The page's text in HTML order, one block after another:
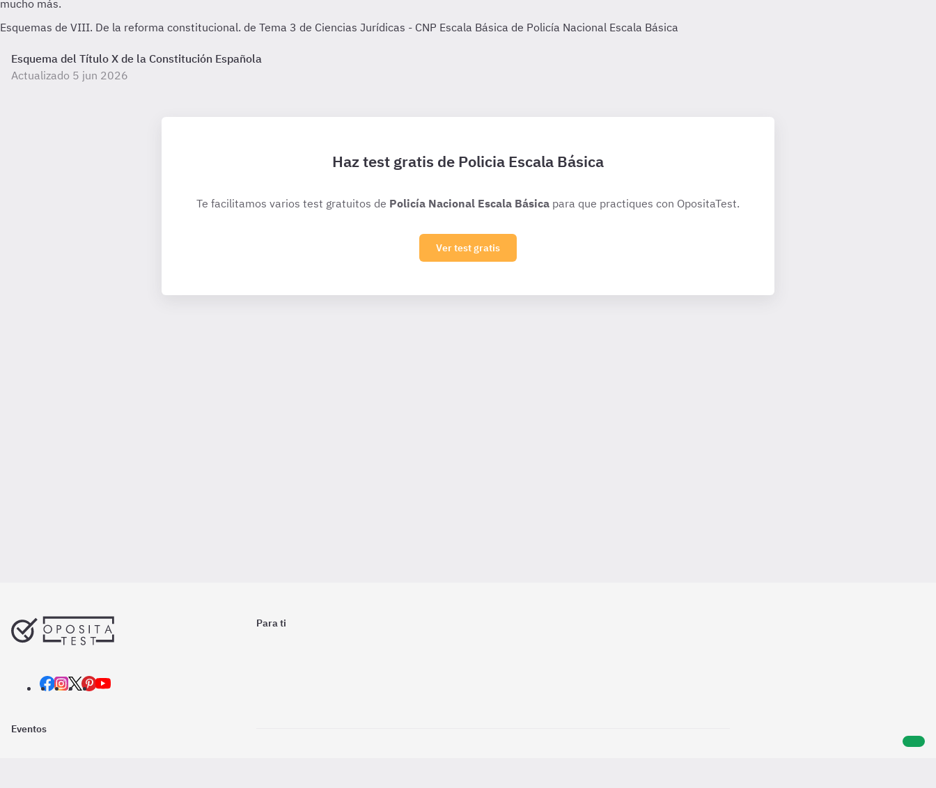
Esquemas de VIII. De la reforma constitucional. de Tema 3 de Ciencias Jurídicas - CNP Escala Básica de Policía Nacional Escala Básica
Esquema del Título X de la Constitución Española
Actualizado 5 jun 2026
Haz test gratis de Policia Escala Básica
Te facilitamos varios test gratuitos de Policía Nacional Escala Básica para que practiques con OpositaTest.
Ver test gratis
Para ti
Eventos